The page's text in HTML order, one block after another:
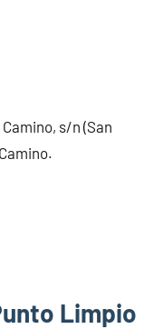
s/n (San
Limpio